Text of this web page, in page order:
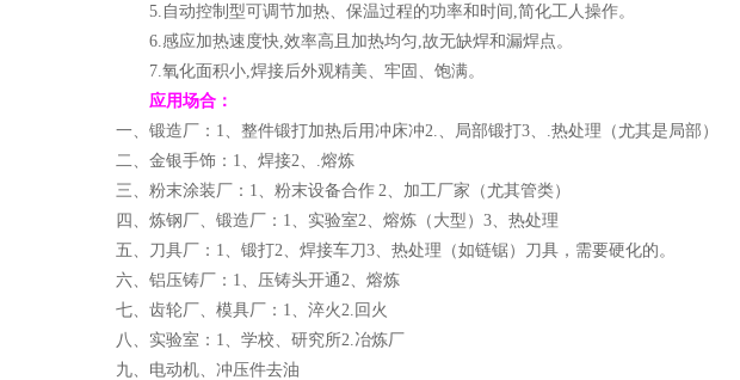
5.自动控制型可调节加热、保温过程的功率和时间,简化工人操作。
6.感应加热速度快,效率高且加热均匀,故无缺焊和漏焊点。
7.氧化面积小,焊接后外观精美、牢固、饱满。
应用场合：
一、锻造厂：1、整件锻打加热后用冲床冲2.、局部锻打3、.热处理（尤其是局部）
二、金银手饰：1、焊接2、.熔炼
三、粉末涂装厂：1、粉末设备合作 2、加工厂家（尤其管类）
四、炼钢厂、锻造厂：1、实验室2、熔炼（大型）3、热处理
五、刀具厂：1、锻打2、焊接车刀3、热处理（如链锯）刀具，需要硬化的。
六、铝压铸厂：1、压铸头开通2、熔炼
七、齿轮厂、模具厂：1、淬火2.回火
八、实验室：1、学校、研究所2.冶炼厂
九、电动机、冲压件去油